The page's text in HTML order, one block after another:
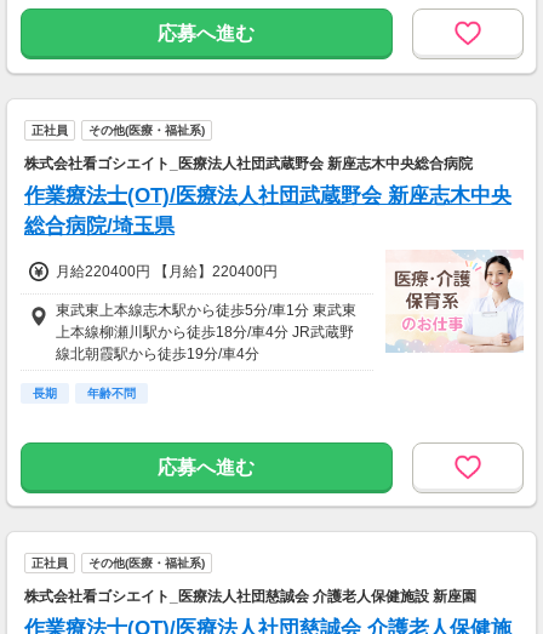
応募へ進む
正社員 その他(医療・福祉系)
株式会社看ゴシエイト_医療法人社団武蔵野会 新座志木中央総合病院
作業療法士(OT)/医療法人社団武蔵野会 新座志木中央
総合病院/埼玉県
月給220400円 【月給】220400円
東武東上本線志木駅から徒歩5分/車1分 東武東
上本線柳瀬川駅から徒歩18分/車4分 JR武蔵野
線北朝霞駅から徒歩19分/車4分
長期 年齢不問
応募へ進む
正社員 その他(医療・福祉系)
株式会社看ゴシエイト_医療法人社団慈誠会 介護老人保健施設 新座園
作業療法士(OT)/医療法人社団慈誠会 介護老人保健施